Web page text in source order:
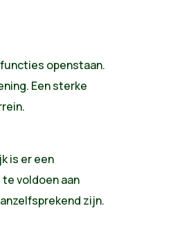
openstaan.
Een sterke
is er een
voldoen aan
zijn.